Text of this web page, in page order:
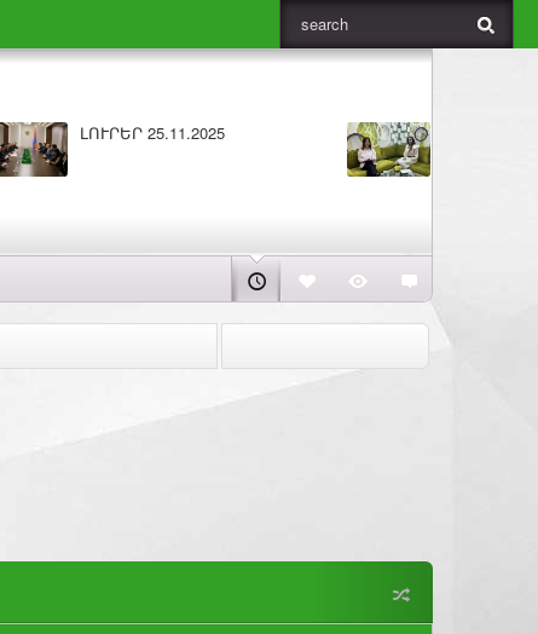
Բարի լույս 25.11.2025